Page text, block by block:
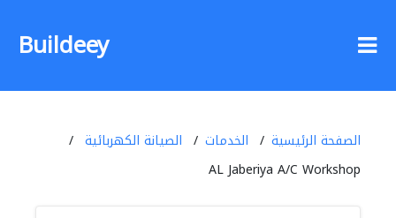
Buildeey
الصفحة الرئيسية الخدمات
الصيانة الكهربائية
AL Jaberiya A/C Workshop